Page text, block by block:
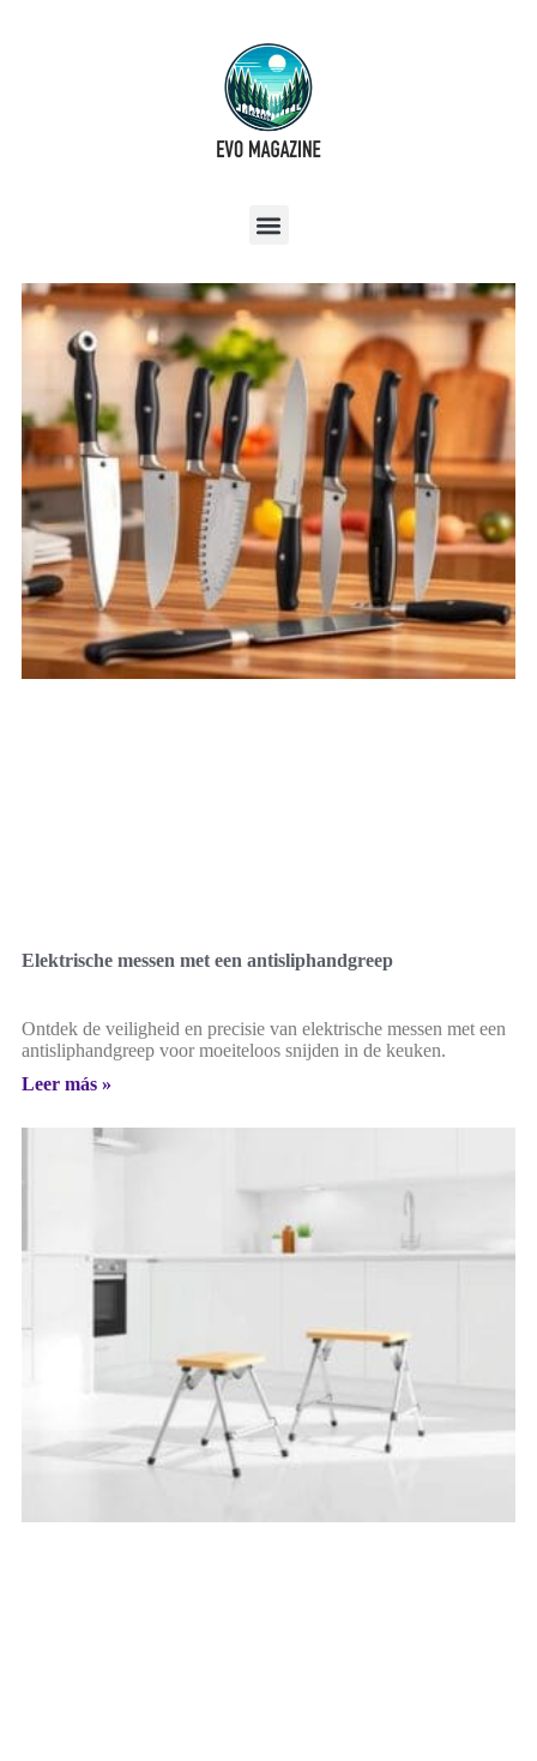
Elektrische messen met een antisliphandgreep
Ontdek de veiligheid en precisie van elektrische messen met een
antisliphandgreep voor moeiteloos snijden in de keuken.
Leer más »